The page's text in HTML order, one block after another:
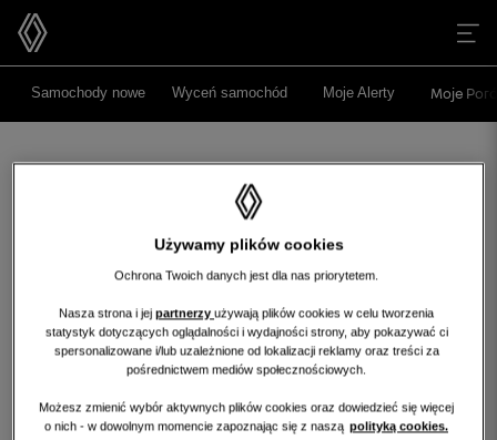
Samochody nowe Wyceń samochód
Moje Alerty
Moje
Niestety, wybrany dealer nie ma
obecnie żadnych ofert w tej kategorii.
Wróć na stronę główną
Używamy plików cookies
Ochrona Twoich danych jest dla nas priorytetem.
Nasza strona i jej partnerzy używają plików cookies w celu tworzenia
statystyk dotyczących oglądalności i wydajności strony, aby pokazywać ci
spersonalizowane i/lub uzależnione od lokalizacji reklamy oraz treści za
pośrednictwem mediów społecznościowych.
Możesz zmienić wybór aktywnych plików cookies oraz dowiedzieć się więcej
o nich - w dowolnym momencie zapoznając się z naszą polityką cookies.